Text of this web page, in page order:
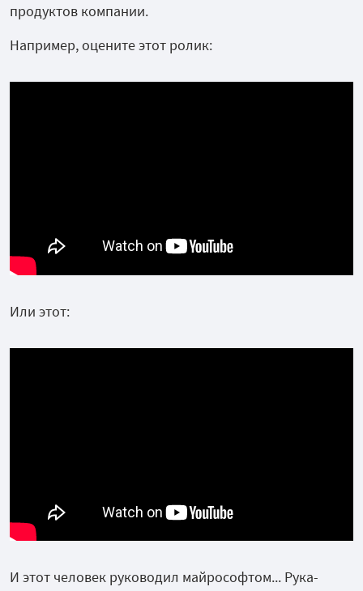
продуктов компании.
Например, оцените этот ролик:
Или этот:
И этот человек руководил майрософтом... Рука-